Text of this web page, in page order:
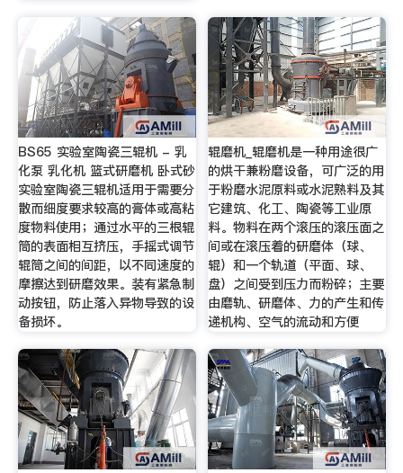
BS65 实验室陶瓷三辊机 - 乳
化泵 乳化机 篮式研磨机 卧式砂
实验室陶瓷三辊机适用于需要分
散而细度要求较高的膏体或高粘
度物料使用；通过水平的三根辊
筒的表面相互挤压，手摇式调节
辊筒之间的间距，以不同速度的
摩擦达到研磨效果。装有紧急制
动按钮，防止落入异物导致的设
备损坏。
辊磨机_辊磨机是一种用途很广
的烘干兼粉磨设备，可广泛的用
于粉磨水泥原料或水泥熟料及其
它建筑、化工、陶瓷等工业原
料。物料在两个滚压的滚压面之
间或在滚压着的研磨体（球、
辊）和一个轨道（平面、球、
盘）之间受到压力而粉碎；主要
由磨轨、研磨体、力的产生和传
递机构、空气的流动和方便